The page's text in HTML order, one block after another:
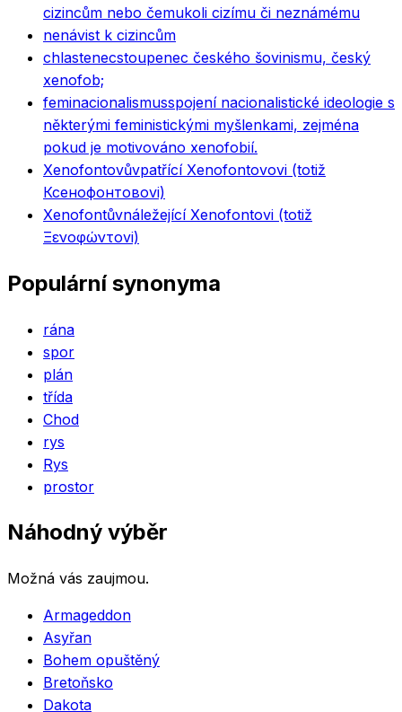
cizincům nebo čemukoli cizímu či neznámému
nenávist k cizincům
chlastenecstoupenec českého šovinismu, český
xenofob;
feminacionalismusspojení nacionalistické ideologie s
některými feministickými myšlenkami, zejména
pokud je motivováno xenofobií.
Xenofontovůvpatřící Xenofontovovi (totiž
Ксенофонтовovi)
Xenofontůvnáležející Xenofontovi (totiž
Ξενοφώντovi)
Populární synonyma
rána
spor
plán
třída
Chod
rys
Rys
prostor
Náhodný výběr
Možná vás zaujmou.
Armageddon
Asyřan
Bohem opuštěný
Bretoňsko
Dakota